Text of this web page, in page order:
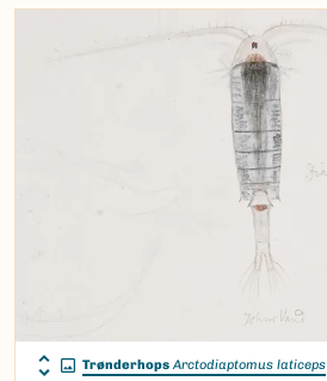
Trønderhops Arctodiaptomus laticeps